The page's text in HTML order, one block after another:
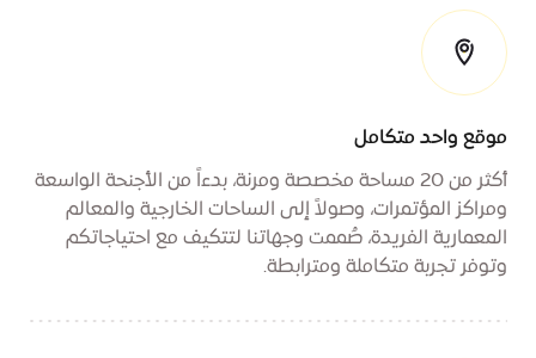
موقع واحد متكامل
أكثر من 20 مساحة مخصصة ومرنة، بدءاً من الأجنحة الواسعة
ومراكز المؤتمرات، وصولاً إلى الساحات الخارجية والمعالم
المعمارية الفريدة، صُممت وجهاتنا لتتكيف مع احتياجاتكم
وتوفر تجربة متكاملة ومترابطة.